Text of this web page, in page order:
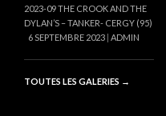
2023-09 THE CROOK AND THE
DYLAN’S – TANKER- CERGY (95)
6 SEPTEMBRE 2023 ADMIN
TOUTES LES GALERIES →